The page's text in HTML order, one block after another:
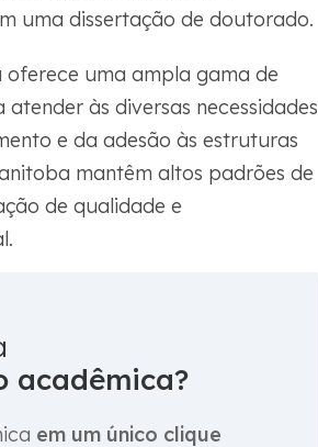
uma dissertação de doutorado.
oferece uma ampla gama de
às diversas necessidades
e da adesão às estruturas
mantêm altos padrões de
de qualidade e
acadêmica?
em um único clique